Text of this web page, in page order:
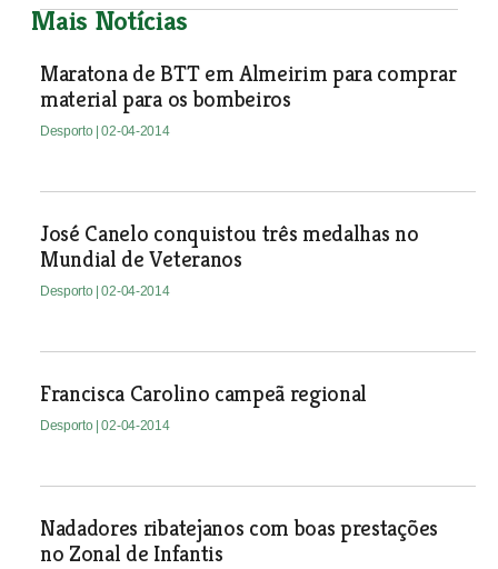
Mais Notícias
Maratona de BTT em Almeirim para comprar
material para os bombeiros
Desporto | 02-04-2014
José Canelo conquistou três medalhas no
Mundial de Veteranos
Desporto | 02-04-2014
Francisca Carolino campeã regional
Desporto | 02-04-2014
Nadadores ribatejanos com boas prestações
no Zonal de Infantis